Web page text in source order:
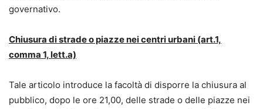
governativo.
Chiusura di strade o piazze nei centri urbani (art.1,
comma 1, lett.a)
Tale articolo introduce la facoltà di disporre la chiusura al
pubblico, dopo le ore 21,00, delle strade o delle piazze nei